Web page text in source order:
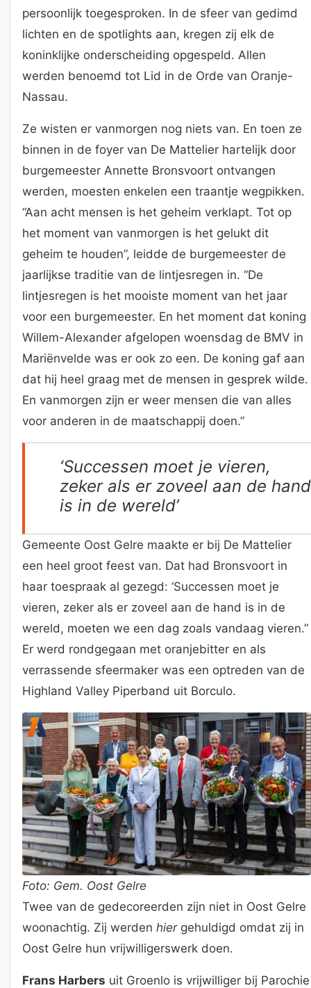
persoonlijk toegesproken. In de sfeer van gedimd
lichten en de spotlights aan, kregen zij elk de
koninklijke onderscheiding opgespeld. Allen
werden benoemd tot Lid in de Orde van Oranje-
Nassau.
Ze wisten er vanmorgen nog niets van. En toen ze
binnen in de foyer van De Mattelier hartelijk door
burgemeester Annette Bronsvoort ontvangen
werden, moesten enkelen een traantje wegpikken.
“Aan acht mensen is het geheim verklapt. Tot op
het moment van vanmorgen is het gelukt dit
geheim te houden”, leidde de burgemeester de
jaarlijkse traditie van de lintjesregen in. “De
lintjesregen is het mooiste moment van het jaar
voor een burgemeester. En het moment dat koning
Willem-Alexander afgelopen woensdag de BMV in
Mariënvelde was er ook zo een. De koning gaf aan
dat hij heel graag met de mensen in gesprek wilde.
En vanmorgen zijn er weer mensen die van alles
voor anderen in de maatschappij doen.”
‘Successen moet je vieren,
zeker als er zoveel aan de hand
is in de wereld’
Gemeente Oost Gelre maakte er bij De Mattelier
een heel groot feest van. Dat had Bronsvoort in
haar toespraak al gezegd: ‘Successen moet je
vieren, zeker als er zoveel aan de hand is in de
wereld, moeten we een dag zoals vandaag vieren.”
Er werd rondgegaan met oranjebitter en als
verrassende sfeermaker was een optreden van de
Highland Valley Piperband uit Borculo.
Foto: Gem. Oost Gelre
Twee van de gedecoreerden zijn niet in Oost Gelre
woonachtig. Zij werden hiergehuldigd omdat zij in
Oost Gelre hun vrijwilligerswerk doen.
Frans Harbers uit Groenlo is vrijwilliger bij Parochie